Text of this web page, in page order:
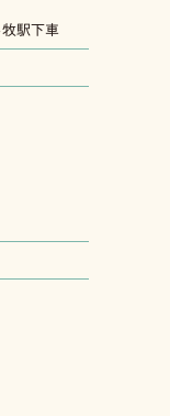
駅下車